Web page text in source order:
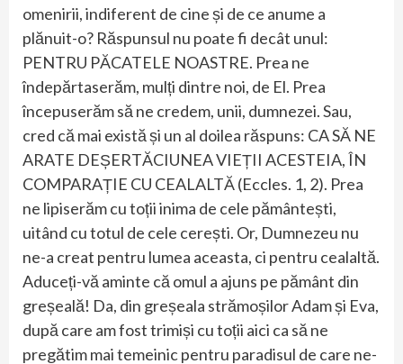
omenirii, indiferent de cine și de ce anume a
plănuit-o? Răspunsul nu poate fi decât unul:
PENTRU PĂCATELE NOASTRE. Prea ne
îndepărtaserăm, mulți dintre noi, de El. Prea
începuserăm să ne credem, unii, dumnezei. Sau,
cred că mai există și un al doilea răspuns: CA SĂ NE
ARATE DEȘERTĂCIUNEA VIEȚII ACESTEIA, ÎN
COMPARAȚIE CU CEALALTĂ (Eccles. 1, 2). Prea
ne lipiserăm cu toții inima de cele pământești,
uitând cu totul de cele cerești. Or, Dumnezeu nu
ne-a creat pentru lumea aceasta, ci pentru cealaltă.
Aduceți-vă aminte că omul a ajuns pe pământ din
greșeală! Da, din greșeala strămoșilor Adam și Eva,
după care am fost trimiși cu toții aici ca să ne
pregătim mai temeinic pentru paradisul de care ne-